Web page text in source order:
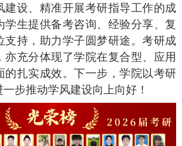
建设、精准开展考研指导工作的成
学生提供备考咨询、经验分享、复
支持，助力学子圆梦研途。考研成
亦充分体现了学院在复合型、应用
的扎实成效。下一步，学院以考研
步推动学风建设向上向好！